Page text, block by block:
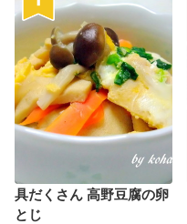
具だくさん 高野豆腐の卵
とじ